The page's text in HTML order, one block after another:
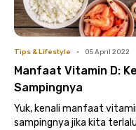
Tips & Lifestyle • 05 April 2022
Manfaat Vitamin D:
Sampingnya
Yuk, kenali manfaat
sampingnya jika kita